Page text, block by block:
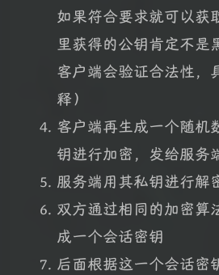
如果符合要求就可以获
里获得的公钥肯定不是
客户端会验证合法性，
释）
客户端再生成一个随机
钥进行加密，发给服务
服务端用其私钥进行解
双方通过相同的加密算
成一个会话密钥
后面根据这一个会话密